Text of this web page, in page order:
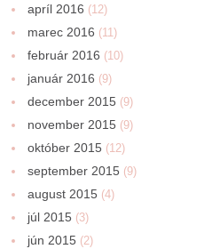
apríl 2016 (12)
marec 2016 (11)
február 2016 (10)
január 2016 (9)
december 2015 (9)
november 2015 (9)
október 2015 (12)
september 2015 (9)
august 2015 (4)
júl 2015 (3)
jún 2015 (2)